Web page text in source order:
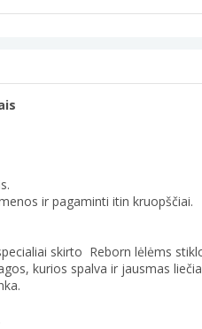
ir pagaminti itin kruopščiai.
skirto Reborn lėlėms
kurios spalva ir jausmas